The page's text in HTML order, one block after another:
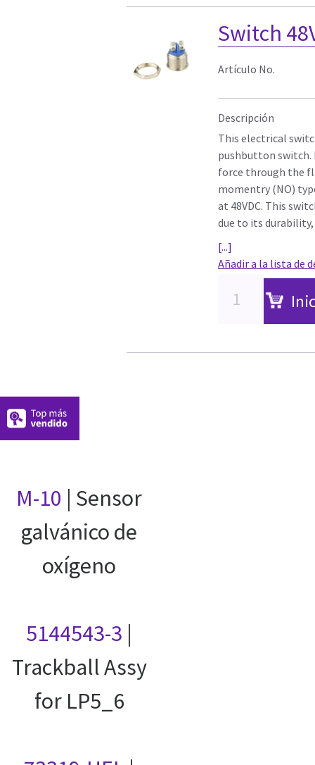
Switch
Artículo No.
Descripción
This electrical
pushbutton
force through the
momentry (NO)
at 48VDC. This
due to its
[...]
Añadir a la lista de
M-10 | Sensor
galvánico de
oxígeno
5144543-3 |
Trackball Assy
for LP5_6